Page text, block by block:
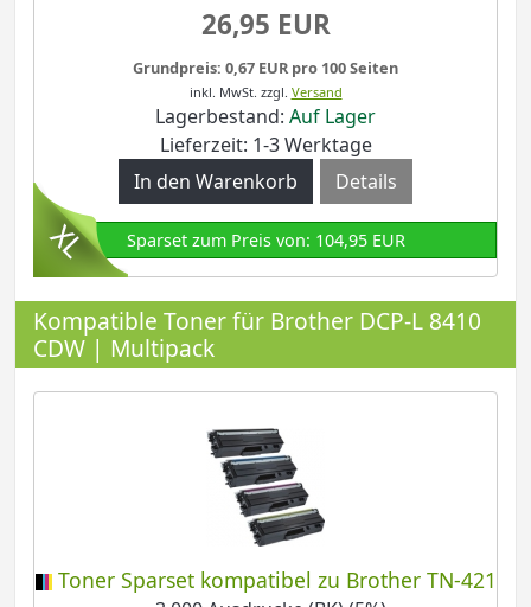
26,95 EUR
Grundpreis: 0,67 EUR pro 100 Seiten
inkl. MwSt. zzgl. Versand
Lagerbestand: Auf Lager
Lieferzeit: 1-3 Werktage
Details
Sparset zum Preis von: 104,95 EUR
Kompatible Toner für Brother DCP-L 8410
CDW | Multipack
Toner Sparset kompatibel zu Brother TN-421